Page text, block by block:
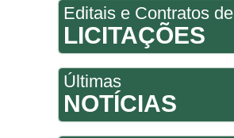
Editais e Contratos de
LICITAÇÕES
Últimas
NOTÍCIAS